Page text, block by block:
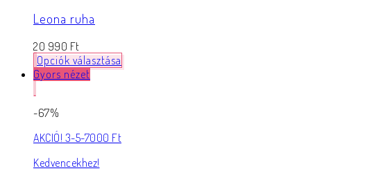
Leona ruha
20 990 Ft
Opciók választása
Gyors nézet
-67%
AKCIÓ! 3-5-7000 Ft
Kedvencekhez!